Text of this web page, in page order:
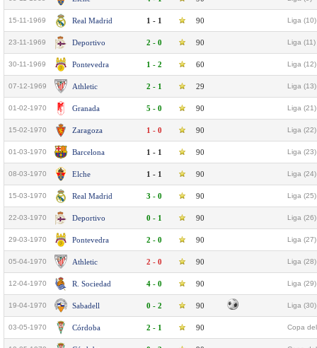
15-11-1969 Real Madrid 1 - 1 90 Liga (10)
23-11-1969 Deportivo 2 - 0 90 Liga (11)
30-11-1969 Pontevedra 1 - 2 60 Liga (12)
07-12-1969 Athletic 2 - 1 29 Liga (13)
01-02-1970 Granada 5 - 0 90 Liga (21)
15-02-1970 Zaragoza 1 - 0 90 Liga (22)
01-03-1970 Barcelona 1 - 1 90 Liga (23)
08-03-1970 Elche 1 - 1 90 Liga (24)
15-03-1970 Real Madrid 3 - 0 90 Liga (25)
22-03-1970 Deportivo 0 - 1 90 Liga (26)
29-03-1970 Pontevedra 2 - 0 90 Liga (27)
05-04-1970 Athletic 2 - 0 90 Liga (28)
12-04-1970 R. Sociedad 4 - 0 90 Liga (29)
19-04-1970 Sabadell 0 - 2 90 Liga (30)
03-05-1970 Córdoba 2 - 1 90 Copa